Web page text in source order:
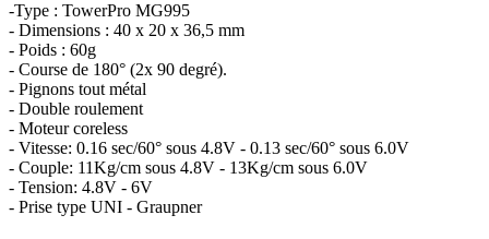
-Type : TowerPro MG995
- Dimensions : 40 x 20 x 36,5 mm
- Poids : 60g
- Course de 180° (2x 90 degré).
- Pignons tout métal
- Double roulement
- Moteur coreless
- Vitesse: 0.16 sec/60° sous 4.8V - 0.13 sec/60° sous 6.0V
- Couple: 11Kg/cm sous 4.8V - 13Kg/cm sous 6.0V
- Tension: 4.8V - 6V
- Prise type UNI - Graupner